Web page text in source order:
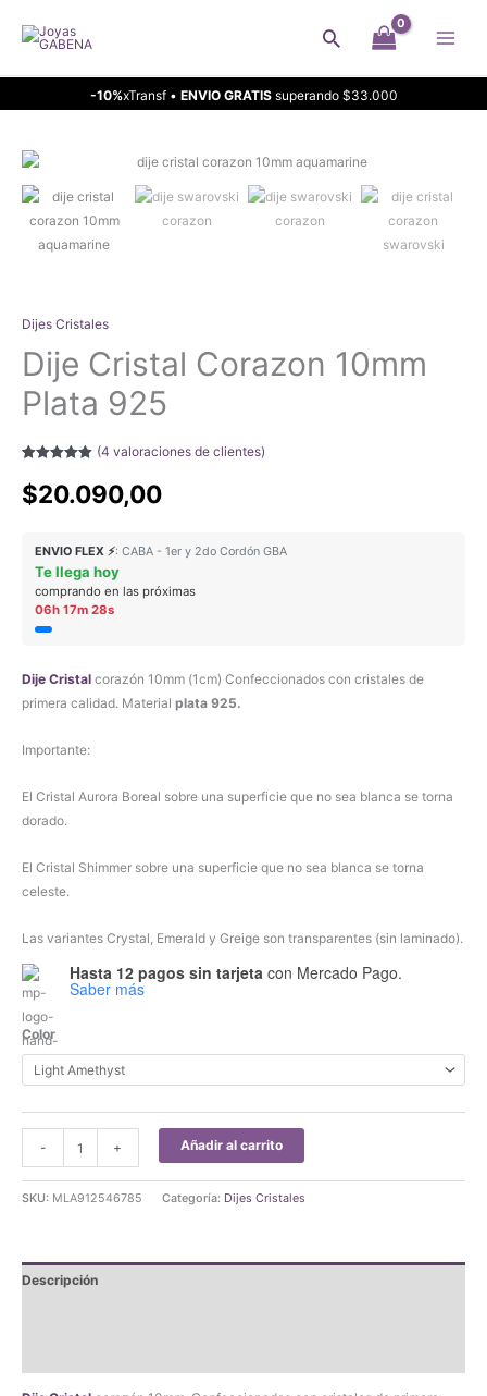
Buscar
-10%xTransf • ENVIO GRATISsuperando $33.000
Dijes Cristales
Dije Cristal Corazon 10mm
Plata 925
5.00de 5 en
base a
(4 valoraciones de clientes)
$20.090,00
ENVIO FLEX ⚡: CABA - 1er y 2do Cordón GBA
Te llega hoy
comprando en las próximas
06h 17m 28s
Dije Cristal corazón 10mm (1cm) Confeccionados con cristales de
primera calidad. Material plata 925.
Importante:
El Cristal Aurora Boreal sobre una superficie que no sea blanca se torna
dorado.
El Cristal Shimmer sobre una superficie que no sea blanca se torna
celeste.
Las variantes Crystal, Emerald y Greige son transparentes (sin laminado).
Hasta 12 pagos sin tarjeta con Mercado Pago.
Saber más
Color
-
Cristal
Corazon
925
cantidad
+ Añadir al carrito
SKU: MLA912546785 Categoría: Dijes Cristales
Descripción